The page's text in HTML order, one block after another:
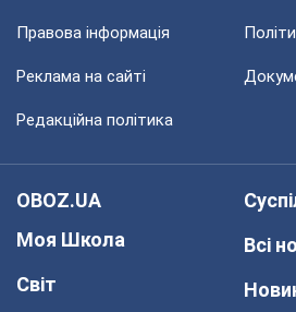
Правова інформація
Реклама на сайті
Редакційна політика
OBOZ.UA
Моя Школа
Світ
Всі